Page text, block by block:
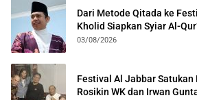
Dari Metode Qitada ke
Kholid Siapkan Syiar Al-
03/08/2026
Festival Al Jabbar Satukan
Rosikin WK dan Irwan